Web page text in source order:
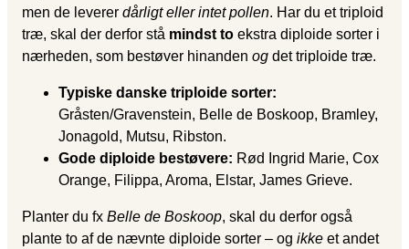
men de leverer dårligt eller intet pollen. Har du et triploid
træ, skal der derfor stå mindst to ekstra diploide sorter i
nærheden, som bestøver hinanden og det triploide træ.
Typiske danske triploide sorter:
Gråsten/Gravenstein, Belle de Boskoop, Bramley,
Jonagold, Mutsu, Ribston.
Gode diploide bestøvere: Rød Ingrid Marie, Cox
Orange, Filippa, Aroma, Elstar, James Grieve.
Planter du fx Belle de Boskoop, skal du derfor også
plante to af de nævnte diploide sorter – og ikke et andet